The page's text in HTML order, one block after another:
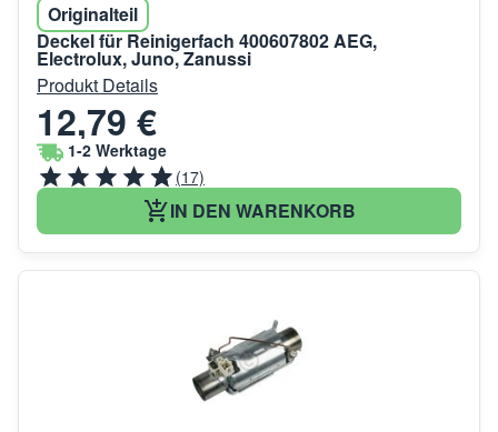
Originalteil
Deckel für Reinigerfach 400607802 AEG,
Electrolux, Juno, Zanussi
Produkt Details
12,79 €
1-2 Werktage
(17)
IN DEN WARENKORB